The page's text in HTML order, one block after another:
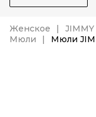
Женское JIMMY
Мюли
Мюли